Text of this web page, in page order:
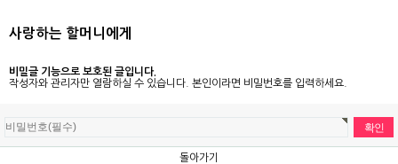
사랑하는 할머니에게
비밀글 기능으로 보호된 글입니다.
작성자와 관리자만 열람하실 수 있습니다. 본인이라면 비밀번호를 입력하세요.
돌아가기